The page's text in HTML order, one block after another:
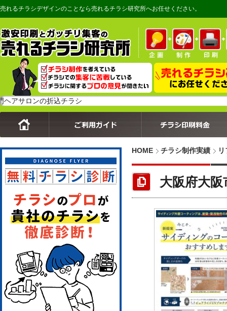
売れるチラシデザインのことなら売れるチラシ研究所へお任せください。
ンの折込チラシ
HOME チラシ制作実績
大阪府大